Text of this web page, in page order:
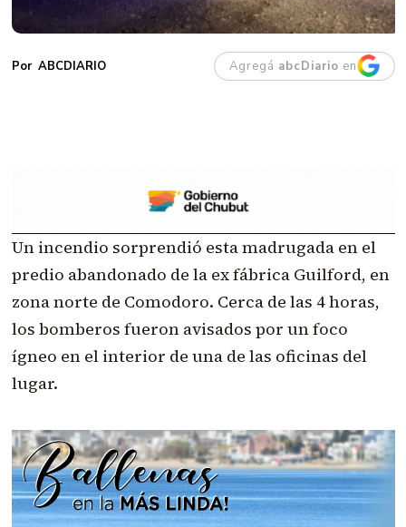
ABCDIARIO Agregá abcDiario en
Un incendio sorprendió esta madrugada en el
predio abandonado de la ex fábrica Guilford, en
zona norte de Comodoro. Cerca de las 4 horas,
los bomberos fueron avisados por un foco
ígneo en el interior de una de las oficinas del
lugar.